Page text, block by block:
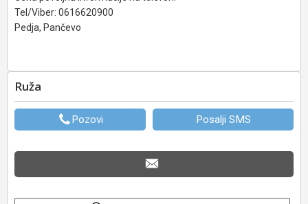
Tel/Viber: 0616620900
Pedja, Pančevo
Ruža
Pozovi Posalji SMS